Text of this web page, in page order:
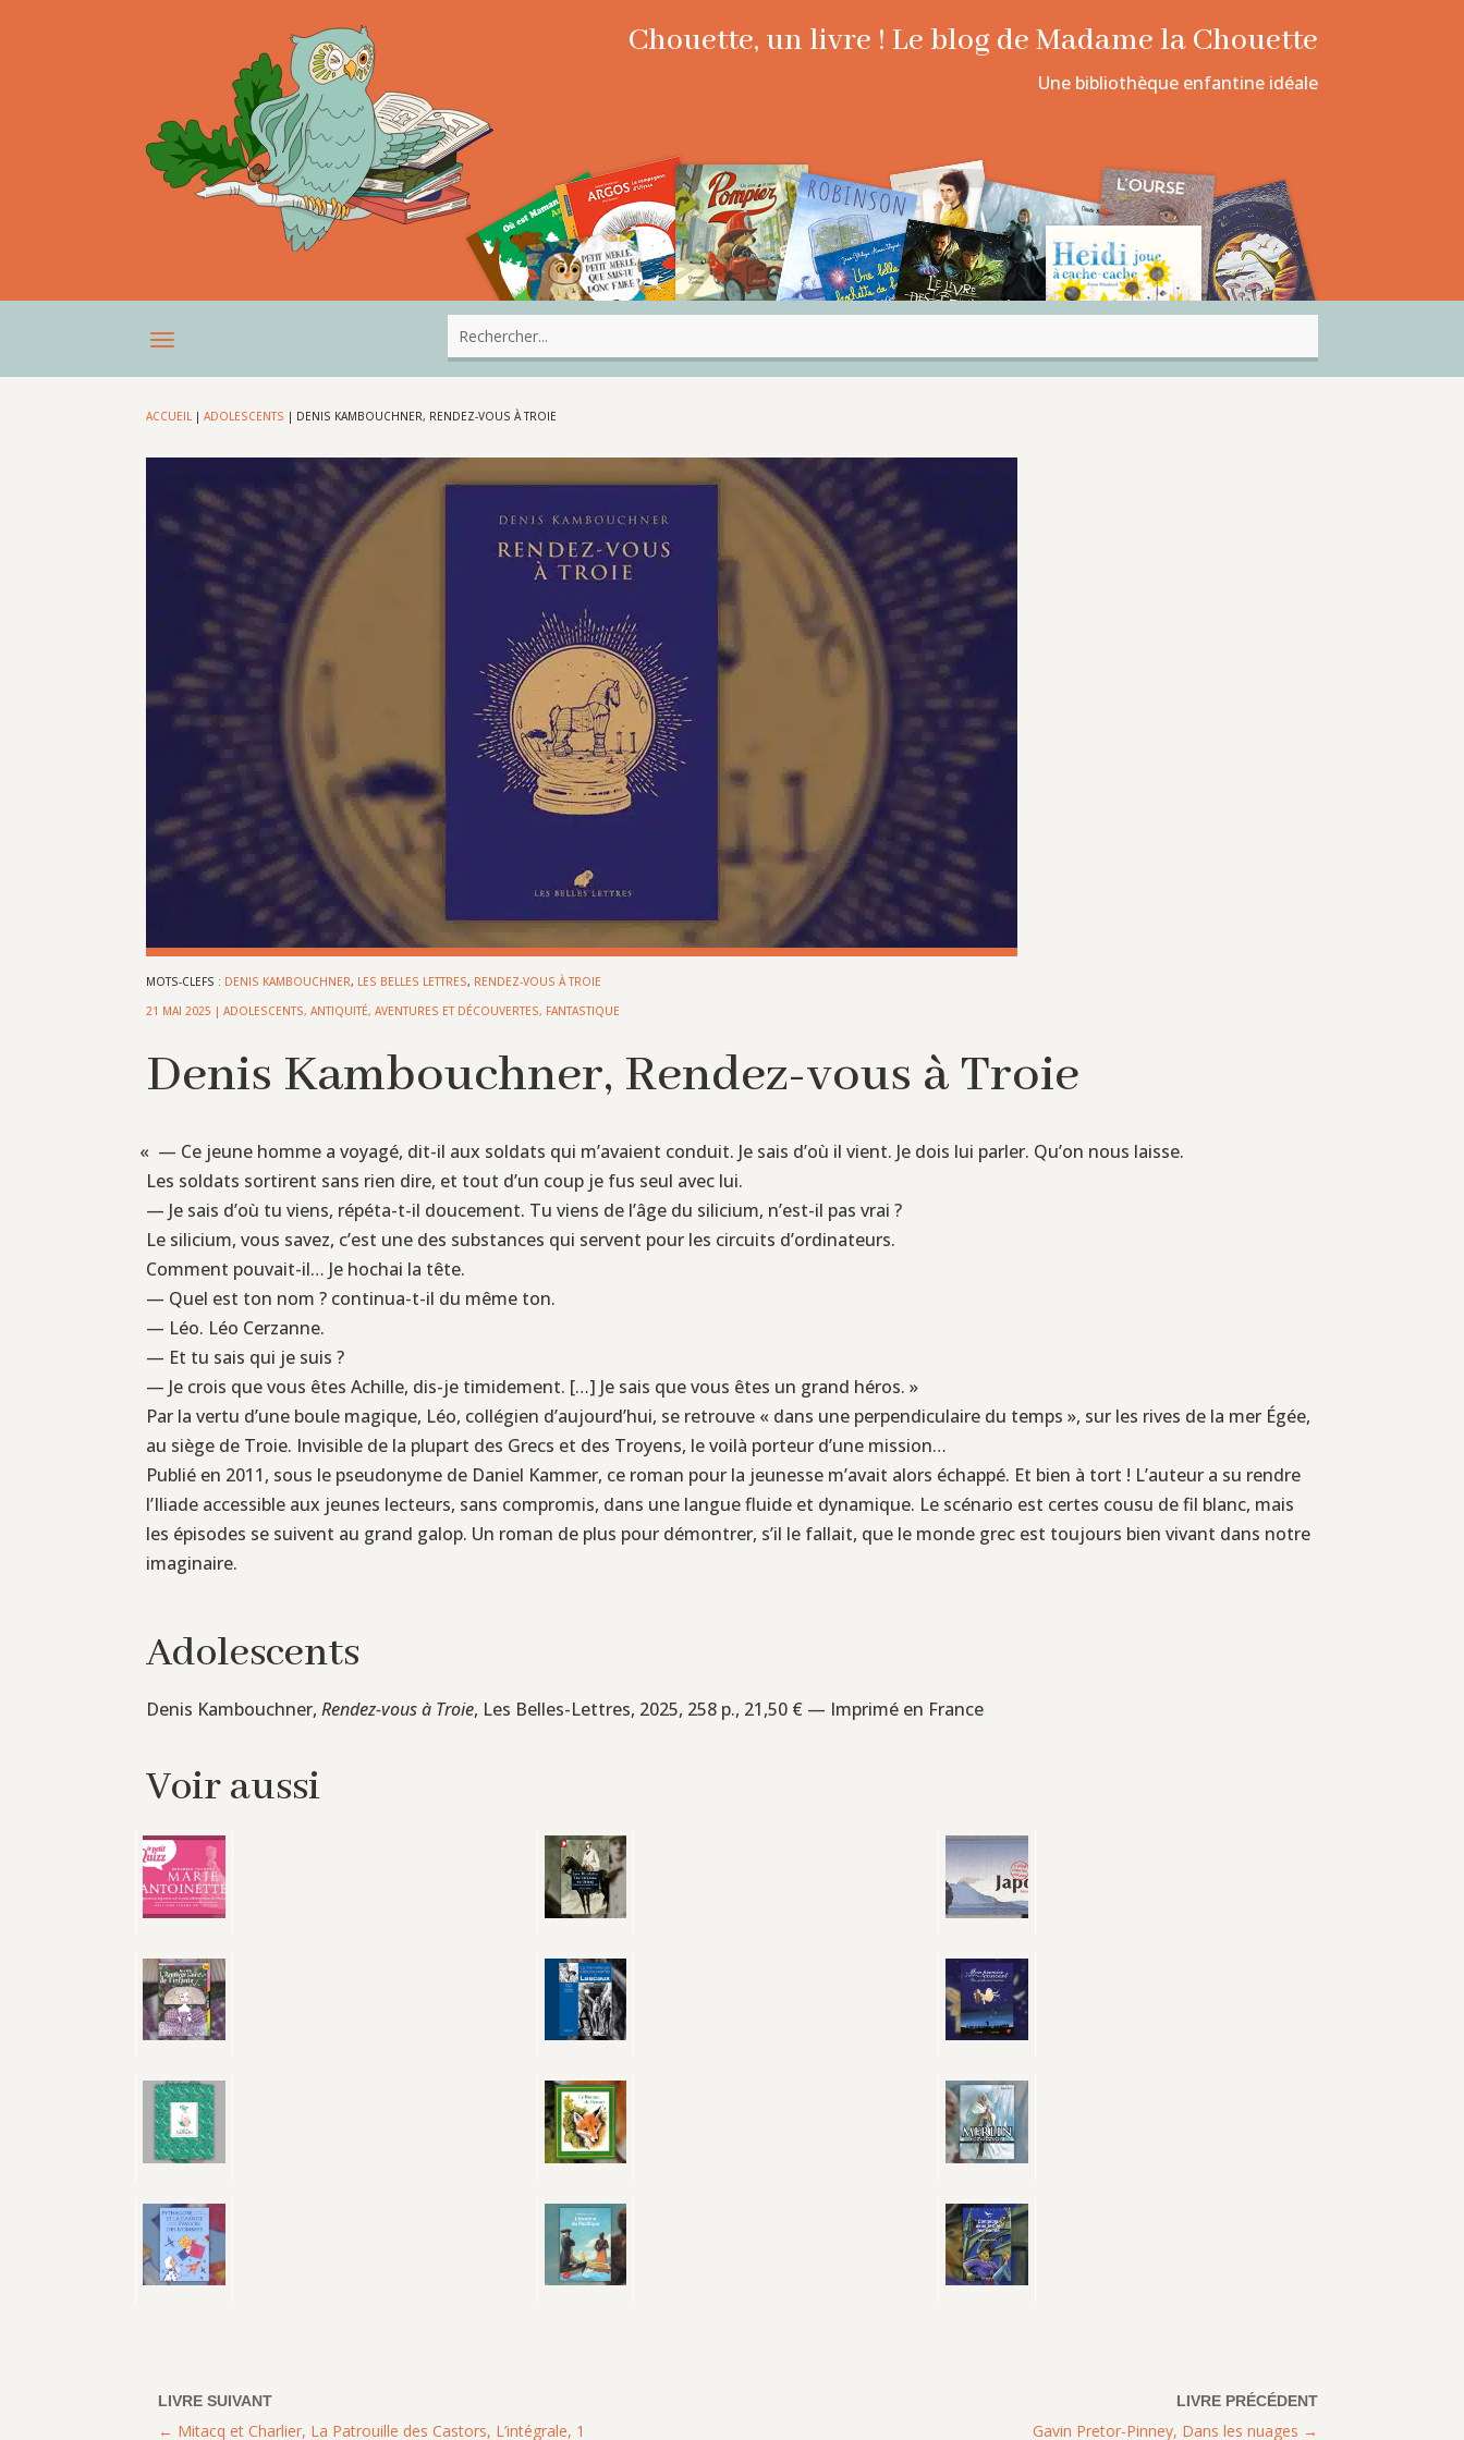
Chouette, un livre ! Le blog de Madame la Chouette
Une bibliothèque enfantine idéale
ACCUEIL |ADOLESCENTS | DENIS KAMBOUCHNER, RENDEZ-VOUS À TROIE
MOTS-CLEFS : DENIS KAMBOUCHNER, LES BELLES LETTRES, RENDEZ-VOUS À TROIE
21 MAI 2025 |ADOLESCENTS,ANTIQUITÉ,AVENTURES ET DÉCOUVERTES, FANTASTIQUE
Denis Kambouchner, Rendez-vous à Troie
« — Ce jeune homme a voyagé, dit-il aux soldats qui m’avaient conduit. Je sais d’où il vient. Je dois lui parler. Qu’on nous laisse.
Les soldats sortirent sans rien dire, et tout d’un coup je fus seul avec lui.
— Je sais d’où tu viens, répéta-t-il doucement. Tu viens de l’âge du silicium, n’est-il pas vrai ?
Le silicium, vous savez, c’est une des substances qui servent pour les circuits d’ordinateurs.
Comment pouvait-il… Je hochai la tête.
— Quel est ton nom ? continua-t-il du même ton.
— Léo. Léo Cerzanne.
— Et tu sais qui je suis ?
— Je crois que vous êtes Achille, dis-je timidement. […] Je sais que vous êtes un grand héros. »
Par la vertu d’une boule magique, Léo, collégien d’aujourd’hui, se retrouve « dans une perpendiculaire du temps », sur les rives de la mer Égée,
au siège de Troie. Invisible de la plupart des Grecs et des Troyens, le voilà porteur d’une mission…
Publié en 2011, sous le pseudonyme de Daniel Kammer, ce roman pour la jeunesse m’avait alors échappé. Et bien à tort ! L’auteur a su rendre
l’Iliade accessible aux jeunes lecteurs, sans compromis, dans une langue fluide et dynamique. Le scénario est certes cousu de fil blanc, mais
les épisodes se suivent au grand galop. Un roman de plus pour démontrer, s’il le fallait, que le monde grec est toujours bien vivant dans notre
imaginaire.
Adolescents
Denis Kambouchner,Rendez-vous à Troie, Les Belles-Lettres, 2025, 258 p., 21,50 € — Imprimé en France
Voir aussi
Gavin Pretor-Pinney, Dans les nuages
Mitacq et Charlier, La Patrouille des Castors, L’intégrale, 1